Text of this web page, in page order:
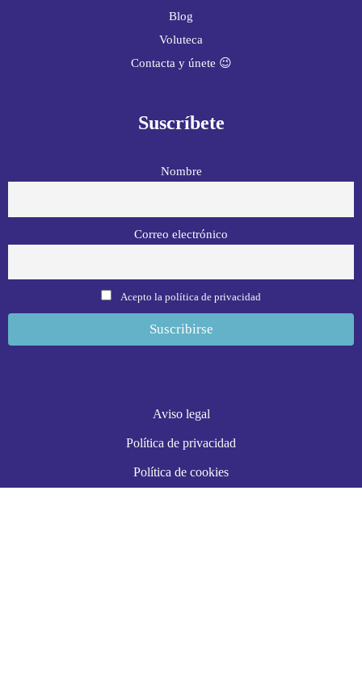
Blog
Voluteca
Contacta y únete 😉
Suscríbete
Nombre
Correo electrónico
Acepto la política de privacidad
Aviso legal
Política de privacidad
Política de cookies